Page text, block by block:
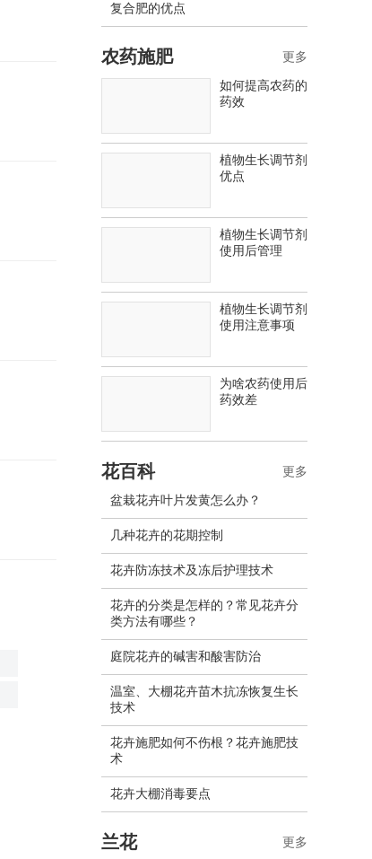
复合肥的优点
农药施肥
如何提高农药的
药效
植物生长调节剂
优点
植物生长调节剂
使用后管理
植物生长调节剂
使用注意事项
为啥农药使用后
药效差
更多
花百科
盆栽花卉叶片发黄怎么办？
几种花卉的花期控制
花卉防冻技术及冻后护理技术
花卉的分类是怎样的？常见花卉分
类方法有哪些？
庭院花卉的碱害和酸害防治
温室、大棚花卉苗木抗冻恢复生长
技术
花卉施肥如何不伤根？花卉施肥技
术
花卉大棚消毒要点
更多
兰花 更多